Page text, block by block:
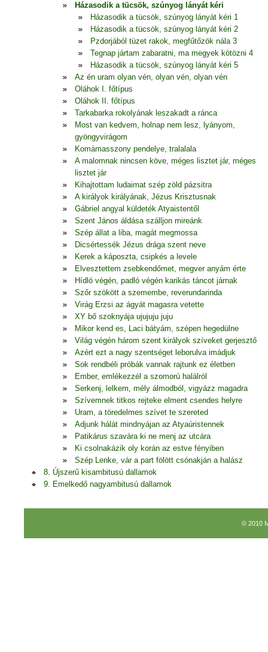
Házasodik a tücsök, szúnyog lányát kéri
Házasodik a tücsök, szúnyog lányát kéri 1
Házasodik a tücsök, szúnyog lányát kéri 2
Pzdorjából tüzet rakok, megfűtőzök nála 3
Tegnap jártam zabaratni, ma megyek kötözni 4
Házasodik a tücsök, szúnyog lányát kéri 5
Az én uram olyan vén, olyan vén, olyan vén
Oláhok I. főtípus
Oláhok II. főtípus
Tarkabarka rokolyának leszakadt a ránca
Most van kedvem, holnap nem lesz, lyányom,
gyöngyvirágom
Komámasszony pendelye, tralalala
A malomnak nincsen köve, méges lisztet jár, méges
lisztet jár
Kihajtottam ludaimat szép zöld pázsitra
A királyok királyának, Jézus Krisztusnak
Gábriel angyal küldeték Atyaistentől
Szent János áldása szálljon mireánk
Szép állat a liba, magát megmossa
Dicsértessék Jézus drága szent neve
Kerek a káposzta, csipkés a levele
Elvesztettem zsebkendőmet, megver anyám érte
Hídló végén, padló végén karikás táncot járnak
Szőr szökött a szemembe, reverundarinda
Virág Erzsi az ágyát magasra vetette
XY bő szoknyája ujujuju juju
Mikor kend es, Laci bátyám, szépen hegedülne
Világ végén három szent királyok szíveket gerjesztő
Azért ezt a nagy szentséget leborulva imádjuk
Sok rendbéli próbák vannak rajtunk ez életben
Ember, emlékezzél a szomorú halálról
Serkenj, lelkem, mély álmodból, vigyázz magadra
Szívemnek titkos rejteke elment csendes helyre
Uram, a töredelmes szívet te szereted
Adjunk hálát mindnyájan az Atyaúristennek
Patikárus szavára ki ne menj az utcára
Ki csolnakázik oly korán az estve fényiben
Szép Lenke, vár a part fölött csónakján a halász
8. Újszerű kisambitusú dallamok
9. Emelkedő nagyambitusú dallamok
© 2010